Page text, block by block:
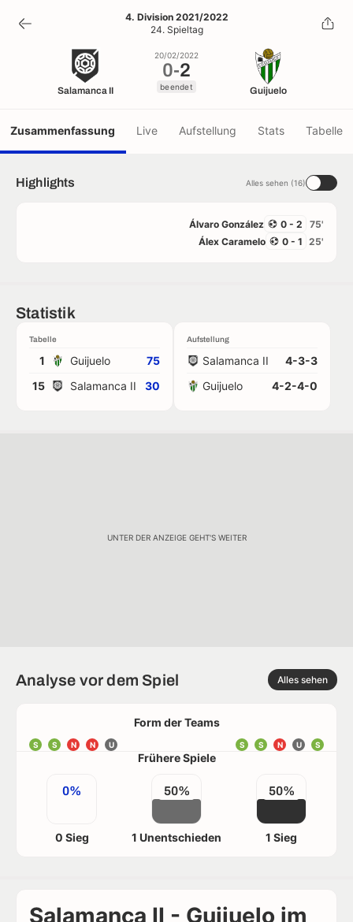
0-2
beendet
4. Division 2021/2022
24. Spieltag
Salamanca II
20/02/2022
0-2
beendet Guijuelo
Zusammenfassung Live Aufstellung Stats Tabelle
Highlights Alles sehen (16)
75'
0 - 2
Álvaro González
25'
0 - 1
Álex Caramelo
Statistik
Tabelle
1 Guijuelo
75
15
Salamanca II 30
Aufstellung
Salamanca II
4-3-3
Guijuelo
4-2-4-0
UNTER DER ANZEIGE GEHT'S WEITER
Analyse vor dem Spiel Alles sehen
Form der Teams
S S N N U S
U
N
S
S
Frühere Spiele
0%
0 Sieg
50%
1 Unentschieden
50%
1 Sieg
Salamanca II - Guijuelo im